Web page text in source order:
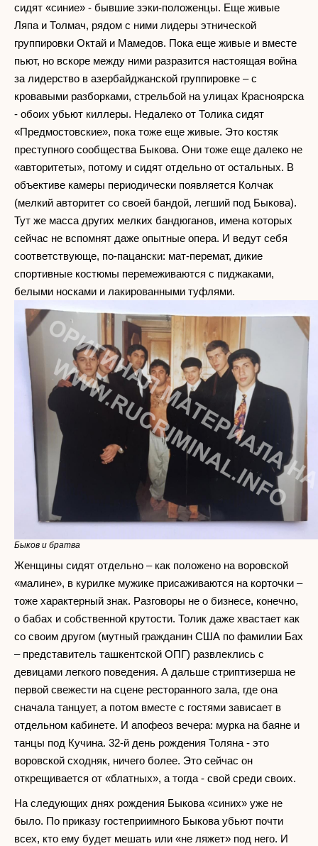
сидят «синие» - бывшие зэки-положенцы. Еще живые
Ляпа и Толмач, рядом с ними лидеры этнической
группировки Октай и Мамедов. Пока еще живые и вместе
пьют, но вскоре между ними разразится настоящая война
за лидерство в азербайджанской группировке – с
кровавыми разборками, стрельбой на улицах Красноярска
- обоих убьют киллеры. Недалеко от Толика сидят
«Предмостовские», пока тоже еще живые. Это костяк
преступного сообщества Быкова. Они тоже еще далеко не
«авторитеты», потому и сидят отдельно от остальных. В
объективе камеры периодически появляется Колчак
(мелкий авторитет со своей бандой, легший под Быкова).
Тут же масса других мелких бандюганов, имена которых
сейчас не вспомнят даже опытные опера. И ведут себя
соответствующе, по-пацански: мат-перемат, дикие
спортивные костюмы перемеживаются с пиджаками,
белыми носками и лакированными туфлями.
Быков и братва
Женщины сидят отдельно – как положено на воровской
«малине», в курилке мужике присаживаются на корточки –
тоже характерный знак. Разговоры не о бизнесе, конечно,
о бабах и собственной крутости. Толик даже хвастает как
со своим другом (мутный гражданин США по фамилии Бах
– представитель ташкентской ОПГ) развлеклись с
девицами легкого поведения. А дальше стриптизерша не
первой свежести на сцене ресторанного зала, где она
сначала танцует, а потом вместе с гостями зависает в
отдельном кабинете. И апофеоз вечера: мурка на баяне и
танцы под Кучина. 32-й день рождения Толяна - это
воровской сходняк, ничего более. Это сейчас он
открещивается от «блатных», а тогда - свой среди своих.
На следующих днях рождения Быкова «синих» уже не
было. По приказу гостеприимного Быкова убьют почти
всех, кто ему будет мешать или «не ляжет» под него. И